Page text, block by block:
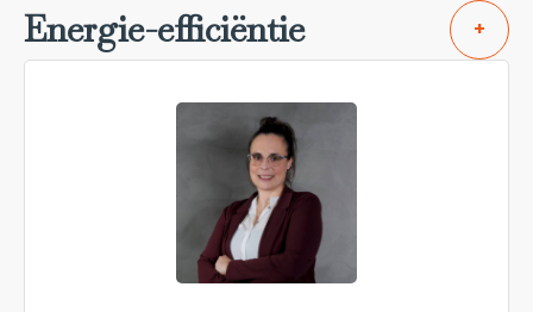
Energie-efficiëntie +